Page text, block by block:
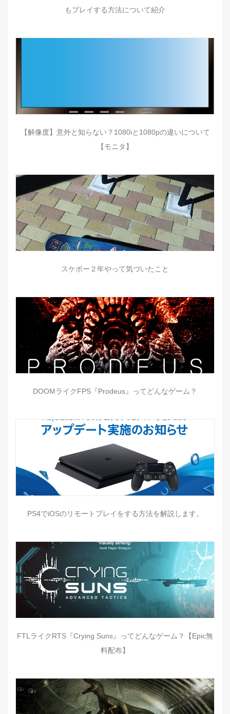
もプレイする方法について紹介
【解像度】意外と知らない？1080iと1080pの違いについて
【モニタ】
スケボー２年やって気づいたこと
DOOMライクFPS『Prodeus』ってどんなゲーム？
PS4でiOSのリモートプレイをする方法を解説します。
FTLライクRTS『Crying Suns』ってどんなゲーム？【Epic無
料配布】